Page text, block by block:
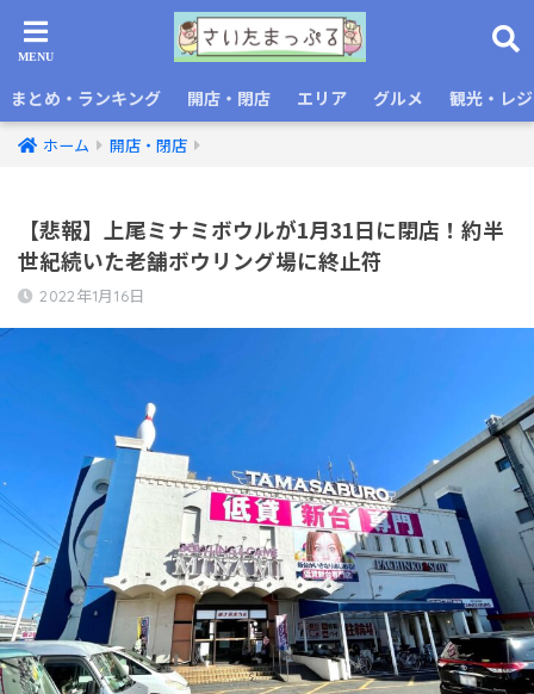
まとめ・ランキング 開店・閉店 エリア グルメ 観光・レ
ホーム 開店・閉店
【悲報】上尾ミナミボウルが1月31日に閉店！約半
世紀続いた老舗ボウリング場に終止符
2022年1月16日